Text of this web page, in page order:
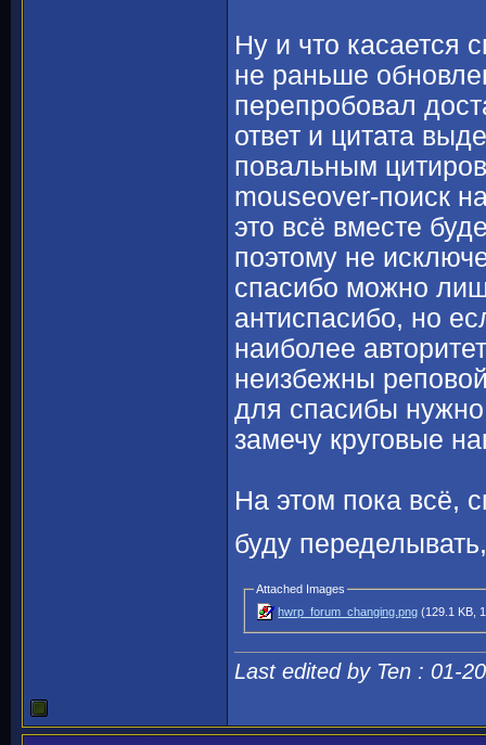
Ну и что касается
не раньше
перепробовал
ответ и цитата
повальным
mouseover-поиск
это всё вместе
поэтому не
спасибо можно
антиспасибо, но
наиболее
неизбежны
для спасибы нужно
замечу круговые
На этом пока всё,
буду
Attached Images
hwrp_forum_changing.png (129.1 KB,
Last edited by Ten : 01-